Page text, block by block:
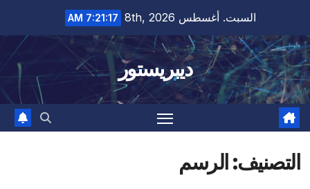
content
السبت. أغسطس 8th, 2026 7:21:18 AM
ديبريستور
التصنيف: الرسم